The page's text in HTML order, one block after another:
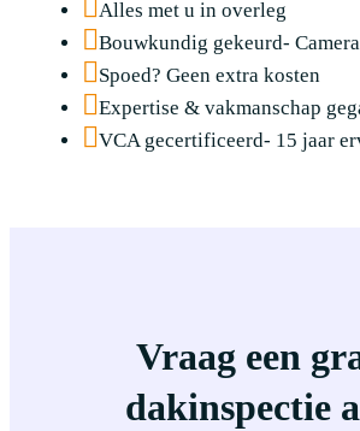
Alles met u in overleg
Bouwkundig gekeurd-
Spoed? Geen extra kosten
Expertise & vakmanschap
VCA gecertificeerd- 15 jaar
Vraag een
dakinspectie